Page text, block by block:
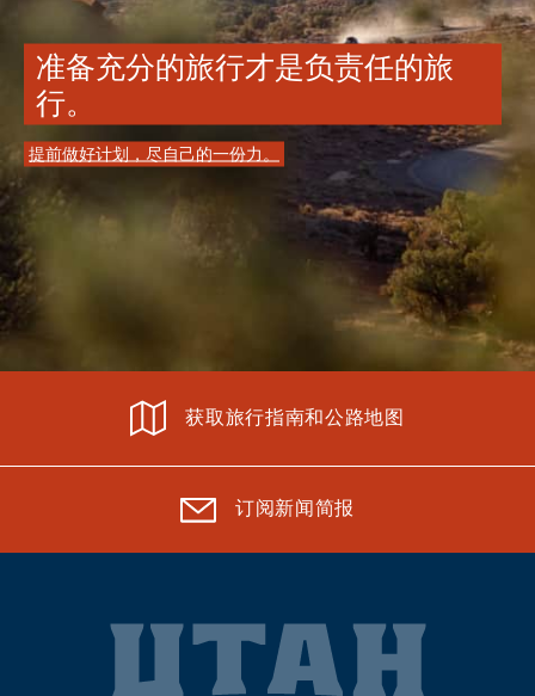
准备充分的旅行才是负责任的旅
行。
提前做好计划，尽自己的一份力。
获取旅行指南和公路地图
订阅新闻简报